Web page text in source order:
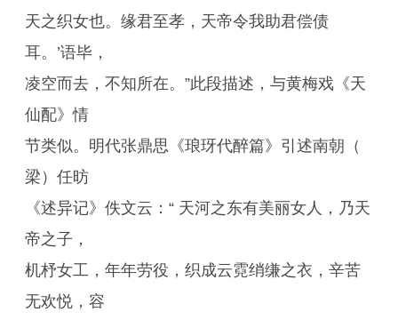
天之织女也。缘君至孝，天帝令我助君偿债
耳。’语毕，
凌空而去，不知所在。”此段描述，与黄梅戏《天
仙配》情
节类似。明代张鼎思《琅玡代醉篇》引述南朝（
梁）任昉
《述异记》佚文云：“ 天河之东有美丽女人，乃天
帝之子，
机杼女工，年年劳役，织成云霓绡缣之衣，辛苦
无欢悦，容